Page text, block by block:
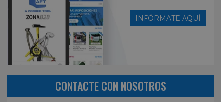
INFÓRMATE AQUÍ
CONTACTE CON NOSOTROS